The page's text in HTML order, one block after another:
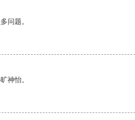
问题。
神怡。